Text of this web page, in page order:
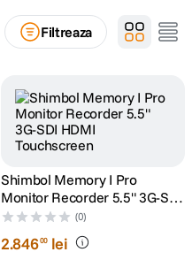
Filtreaza
Shimbol Memory I Pro
Monitor Recorder 5.5" 3G-SDI
HDMI Touchscreen
(0)
2.84600 lei